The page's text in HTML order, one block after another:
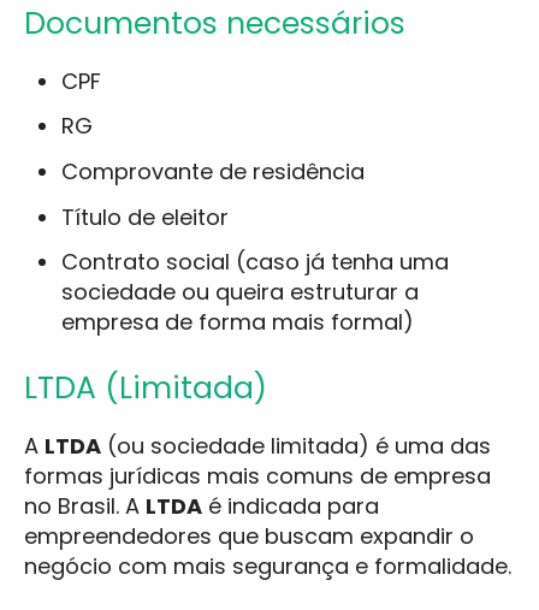
Documentos necessários
CPF
RG
Comprovante de residência
Título de eleitor
Contrato social (caso já tenha uma
sociedade ou queira estruturar a
empresa de forma mais formal)
LTDA (Limitada)
A LTDA (ou sociedade limitada) é uma das
formas jurídicas mais comuns de empresa
no Brasil. A LTDA é indicada para
empreendedores que buscam expandir o
negócio com mais segurança e formalidade.